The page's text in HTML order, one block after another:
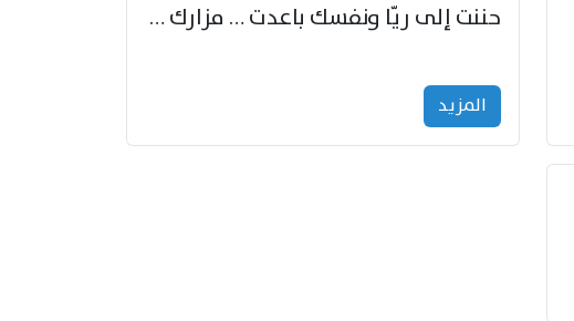
حننت إلى ريّا ونفسك باعدت … مزارك من ريّا وشعباكما معا
المزید